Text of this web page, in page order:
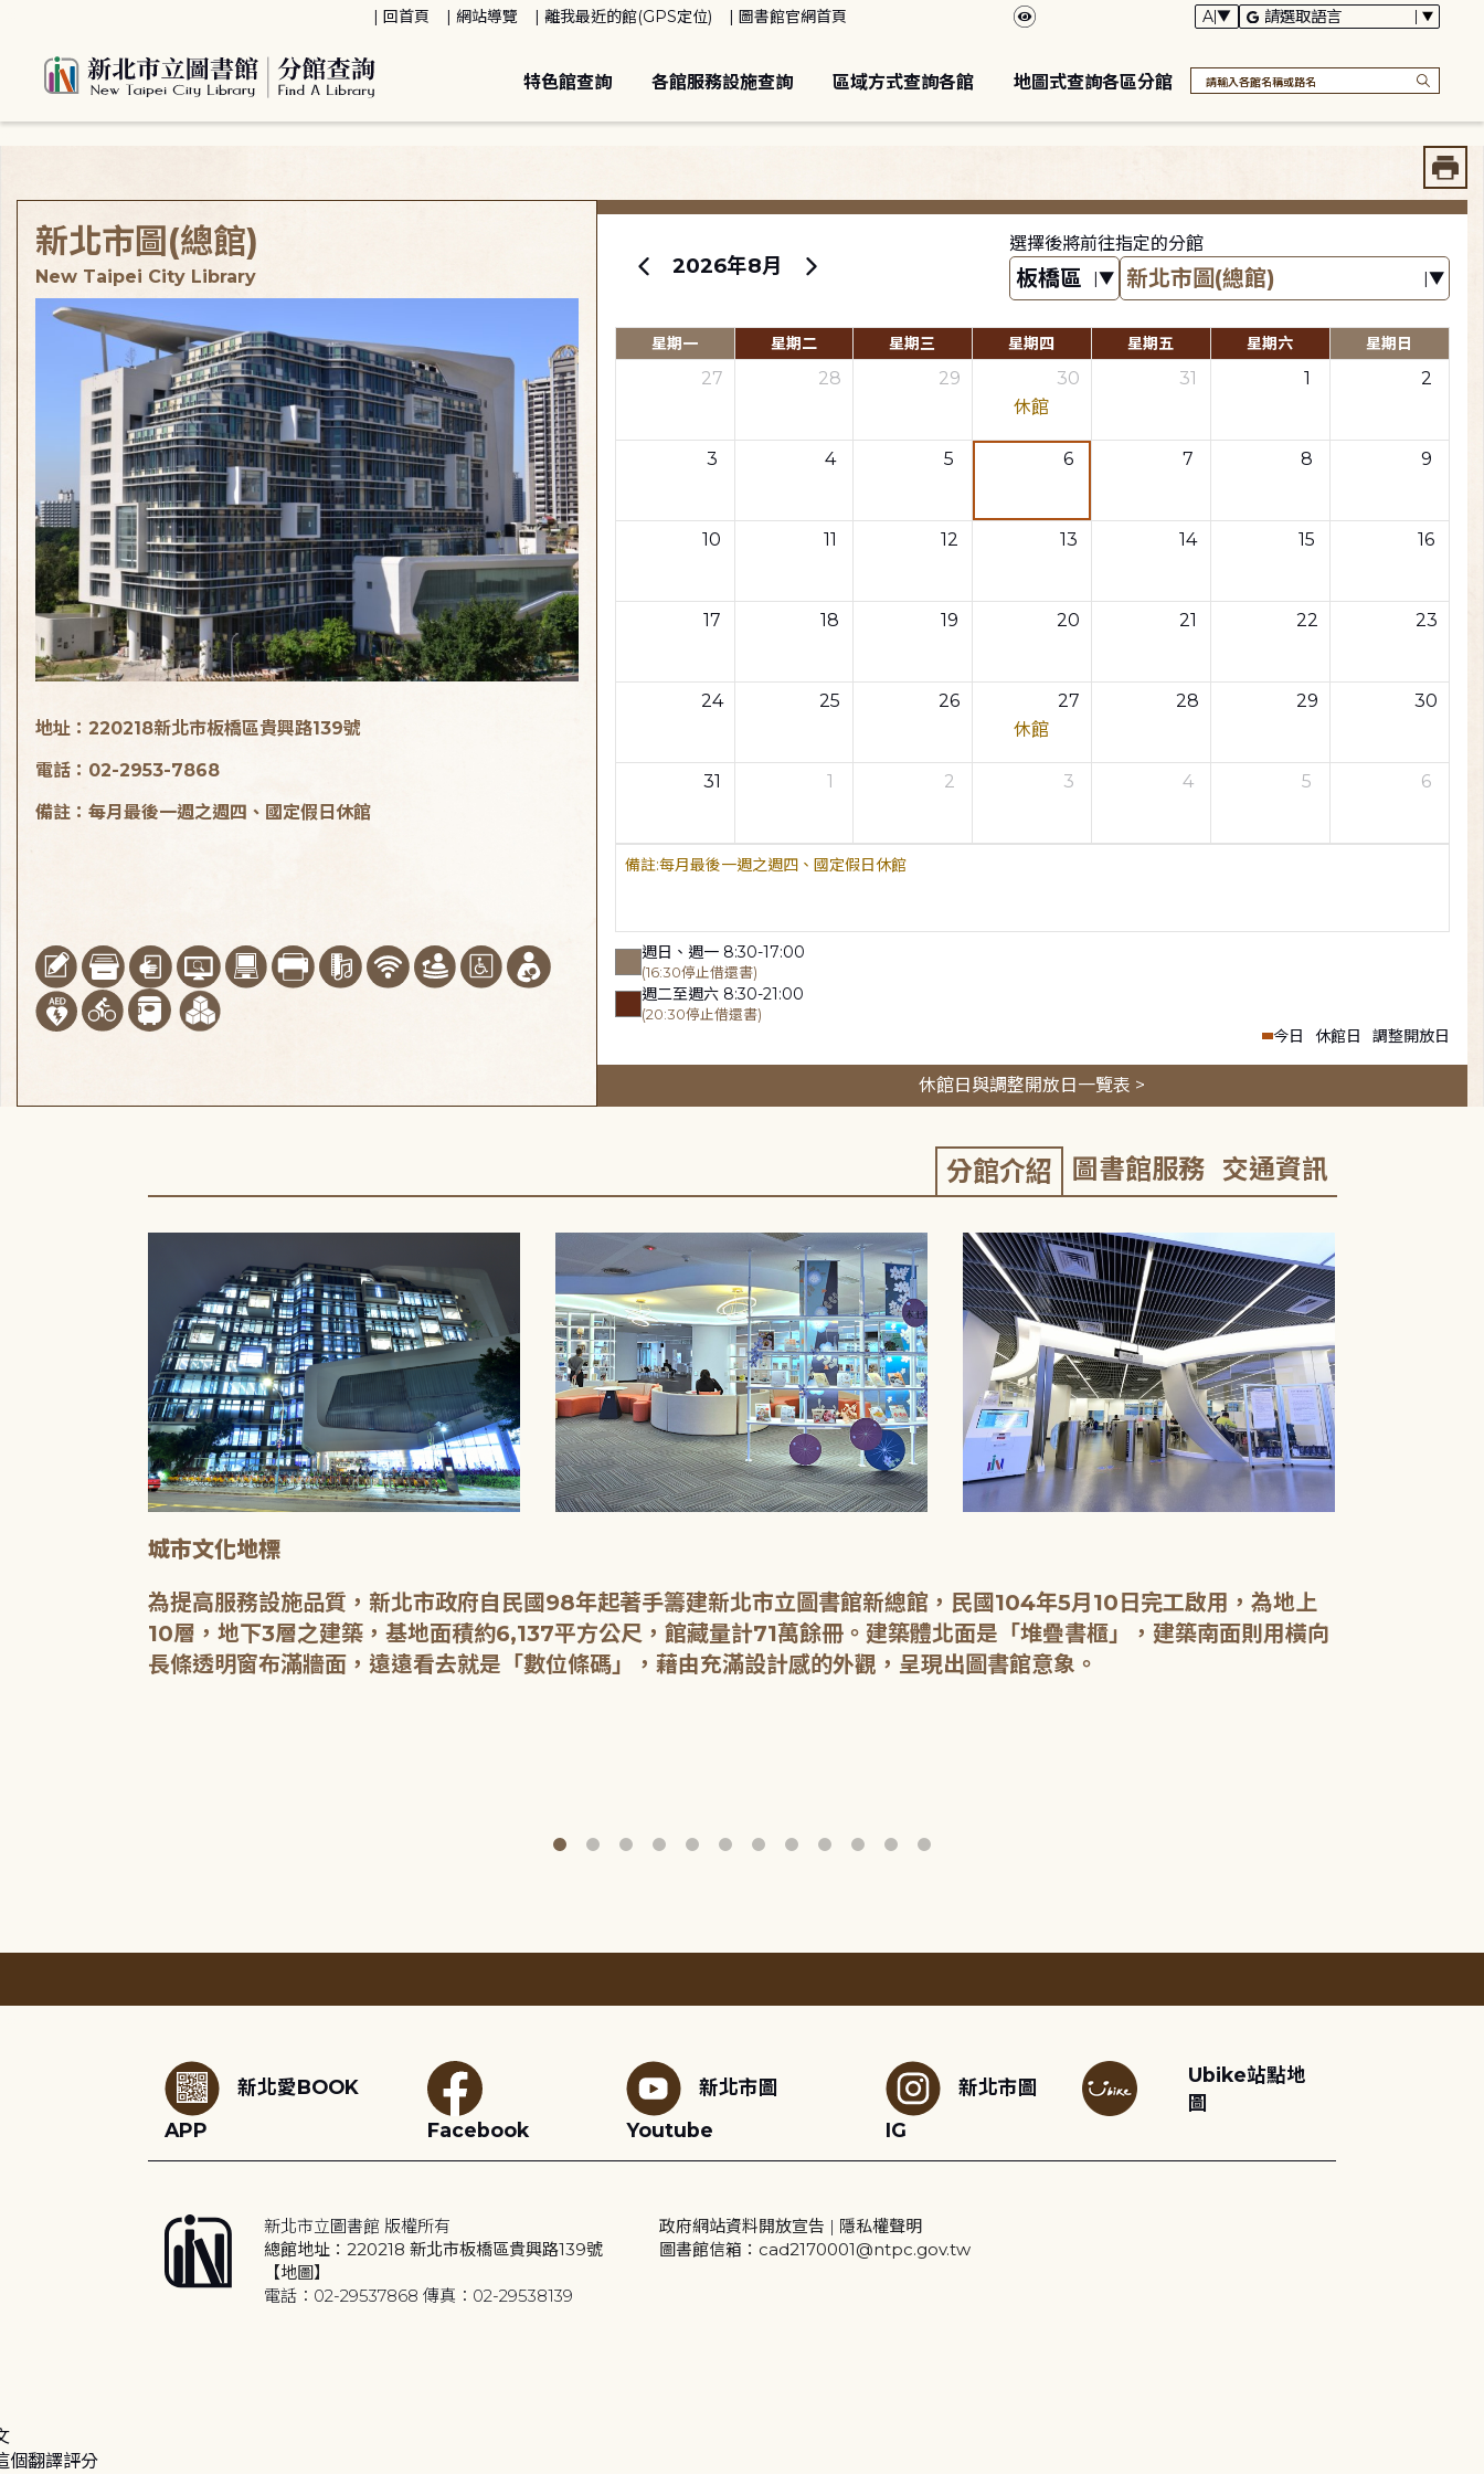
回首頁 網站導覽 離我最近的館(GPS定位) 圖書館官網首頁
特色館查詢 各館服務設施查詢 區域方式查詢各館 地圖式查詢各區分館
2026年8月
選擇後將前往指定的分館
星期一 星期二 星期三 星期四 星期五 星期六 星期日
27 28 29
30
休館
31 1 2
3 4 5 6 7 8 9
10 11 12 13 14 15 16
17 18 19 20 21 22 23
24 25 26
27
休館
28 29 30
31 1 2 3 4 5 6
每月最後一週之週四、國定假日休館
週日、週一 8:30-17:00
(16:30停止借還書)
週二至週六 8:30-21:00
(20:30停止借還書)
今日 休館日 調整開放日
休館日與調整開放日一覽表 >
新北市圖(總館)
New Taipei City Library
地址：220218新北市板橋區貴興路139號
電話：02-2953-7868
備註：每月最後一週之週四、國定假日休館
分館介紹 圖書館服務 交通資訊
城市文化地標
為提高服務設施品質，新北市政府自民國98年起著手籌建新北市立圖書館新總館，民國104年5月10日完工啟用，為地上
10層，地下3層之建築，基地面積約6,137平方公尺，館藏量計71萬餘冊。建築體北面是「堆疊書櫃」，建築南面則用橫向
長條透明窗布滿牆面，遠遠看去就是「數位條碼」，藉由充滿設計感的外觀，呈現出圖書館意象。
新北愛BOOK
APP
Facebook
新北市圖
Youtube
新北市圖
IG
Ubike站點地
圖
新北市立圖書館 版權所有
總館地址：220218 新北市板橋區貴興路139號
【地圖】
電話：02-29537868 傳真：02-29538139
政府網站資料開放宣告 | 隱私權聲明
圖書館信箱：cad2170001@ntpc.gov.tw
個翻譯評分